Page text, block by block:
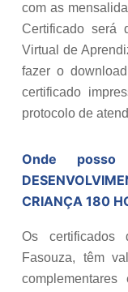
com as
Certificado será
Virtual de
fazer o
certificado
protocolo de
Onde
CRIANÇA 180
Os certificados
Fasouza, têm